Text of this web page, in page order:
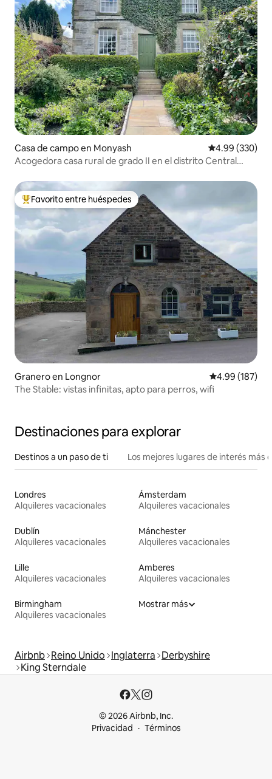
Casa de campo en Monyash Calificación
4.99 (330)
Acogedora casa rural de grado II en el distrito Central
Favorito entre huéspedes preferido
Favorito entre huéspedes
Granero en Longnor Calificación
4.99 (187)
The Stable: vistas infinitas, apto para perros, wifi
Destinaciones para explorar
Destinos a un paso de ti Los mejores lugares de interés más
Londres
Alquileres vacacionales
Ámsterdam
Alquileres vacacionales
Dublín
Alquileres vacacionales
Mánchester
Alquileres vacacionales
Lille
Alquileres vacacionales
Amberes
Alquileres vacacionales
Birmingham
Alquileres vacacionales
Mostrar más
Airbnb Reino Unido Inglaterra Derbyshire
King Sterndale
© 2026 Airbnb, Inc.
Privacidad
Términos